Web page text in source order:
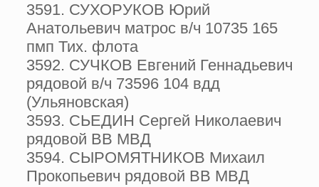
3591. СУХОРУКОВ Юрий
Анатольевич матрос в/ч 10735 165
пмп Тих. флота
3592. СУЧКОВ Евгений Геннадьевич
рядовой в/ч 73596 104 вдд
(Ульяновская)
3593. СЬЕДИН Сергей Николаевич
рядовой ВВ МВД
3594. СЫРОМЯТНИКОВ Михаил
Прокопьевич рядовой ВВ МВД